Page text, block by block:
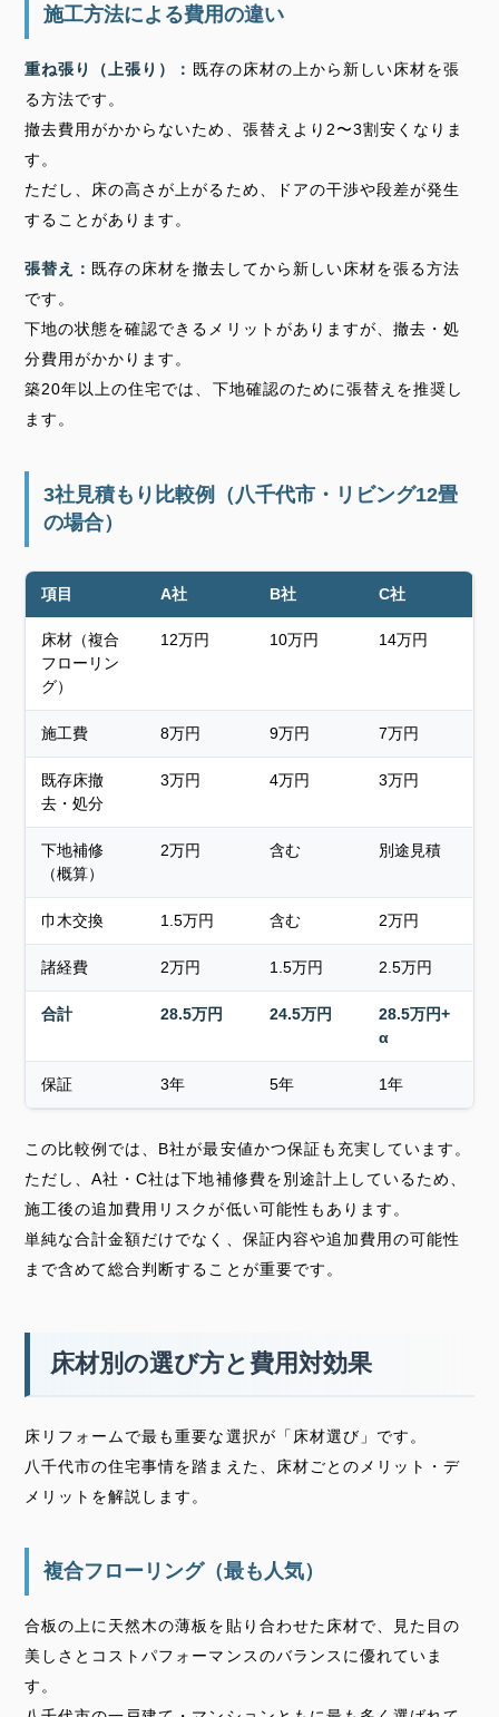
施工方法による費用の違い
重ね張り（上張り）： 既存の床材の上から新しい床材を張
る方法です。
撤去費用がかからないため、張替えより2〜3割安くなりま
す。
ただし、床の高さが上がるため、ドアの干渉や段差が発生
することがあります。
張替え： 既存の床材を撤去してから新しい床材を張る方法
です。
下地の状態を確認できるメリットがありますが、撤去・処
分費用がかかります。
築20年以上の住宅では、下地確認のために張替えを推奨し
ます。
3社見積もり比較例（八千代市・リビング12畳
の場合）
項目 A社 B社 C社
床材（複合
フローリン
グ）
12万円 10万円 14万円
施工費 8万円 9万円 7万円
既存床撤
去・処分
3万円 4万円 3万円
下地補修
（概算）
2万円 含む 別途見積
巾木交換 1.5万円 含む 2万円
諸経費 2万円 1.5万円 2.5万円
合計 28.5万円 24.5万円
28.5万円+
α
保証 3年 5年 1年
この比較例では、B社が最安値かつ保証も充実しています。
ただし、A社・C社は下地補修費を別途計上しているため、
施工後の追加費用リスクが低い可能性もあります。
単純な合計金額だけでなく、保証内容や追加費用の可能性
まで含めて総合判断することが重要です。
床材別の選び方と費用対効果
床リフォームで最も重要な選択が「床材選び」です。
八千代市の住宅事情を踏まえた、床材ごとのメリット・デ
メリットを解説します。
複合フローリング（最も人気）
合板の上に天然木の薄板を貼り合わせた床材で、見た目の
美しさとコストパフォーマンスのバランスに優れていま
す。